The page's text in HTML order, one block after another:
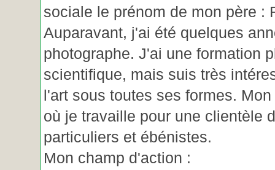
sociale le prénom de mon père :
Auparavant, j'ai été quelques
photographe. J'ai une formation
scientifique, mais suis très
l'art sous toutes ses formes.
où je travaille pour une clientèle
particuliers et ébénistes.
Mon champ d'action :